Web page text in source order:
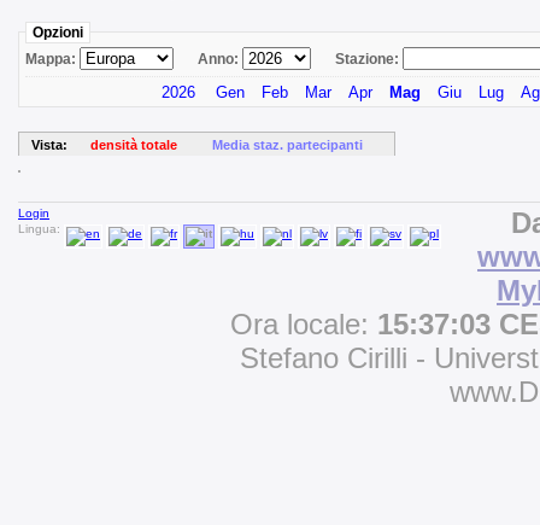
Opzioni
Mappa:
Anno: Stazione:
2026 Gen Feb Mar Apr Mag Giu Lug
Vista: densità totale Media staz. partecipanti
Login
Lingua:
Ora locale: 15:37:03
Stefano Cirilli -